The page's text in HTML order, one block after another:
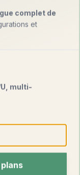
container
par
grue
m²
complet de
et
multi-